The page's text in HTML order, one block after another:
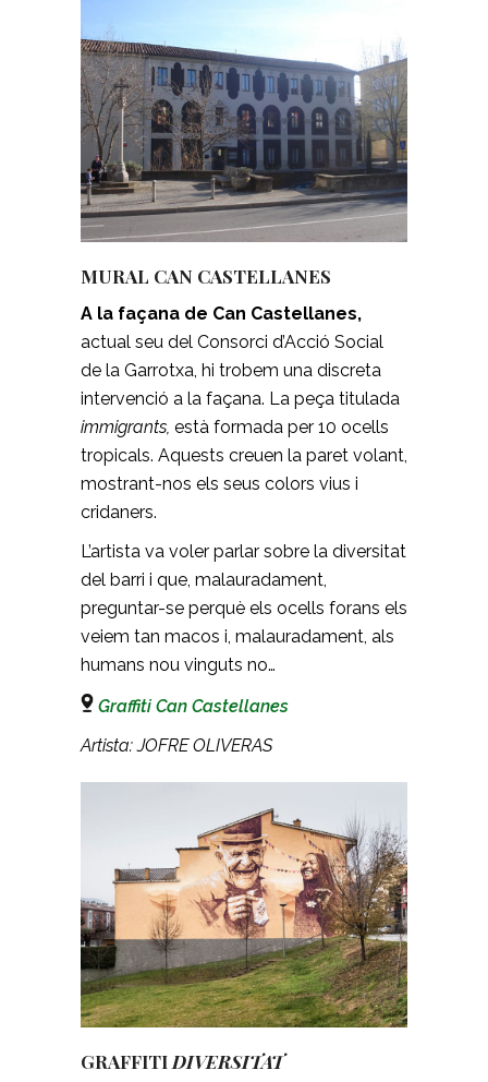
MURAL CAN CASTELLANES
A la façana de Can Castellanes,
actual seu del Consorci d’Acció Social
de la Garrotxa, hi trobem una discreta
intervenció a la façana. La peça titulada
immigrants, està formada per 10 ocells
tropicals. Aquests creuen la paret volant,
mostrant-nos els seus colors vius i
cridaners.
L’artista va voler parlar sobre la diversitat
del barri i que, malauradament,
preguntar-se perquè els ocells forans els
veiem tan macos i, malauradament, als
humans nou vinguts no…
Graffiti Can Castellanes
Artista: JOFRE OLIVERAS
GRAFFITI DIVERSITAT